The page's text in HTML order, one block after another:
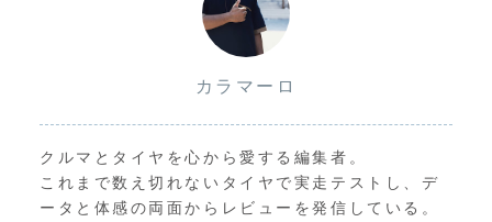
カラマーロ
クルマとタイヤを心から愛する編集者。
これまで数え切れないタイヤで実走テストし、デ
ータと体感の両面からレビューを発信している。